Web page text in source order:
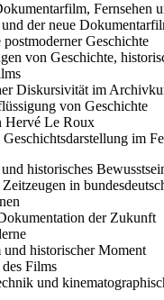
Fernsehen
der neue
Geschichte
von Geschichte,
Diskursivität im
von Geschichte
Hervé Le Roux
im
historisches
in
der Zukunft
historischer Moment
Films
und